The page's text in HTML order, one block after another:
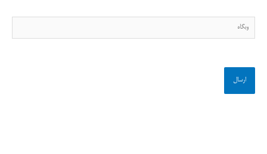
وبگاه